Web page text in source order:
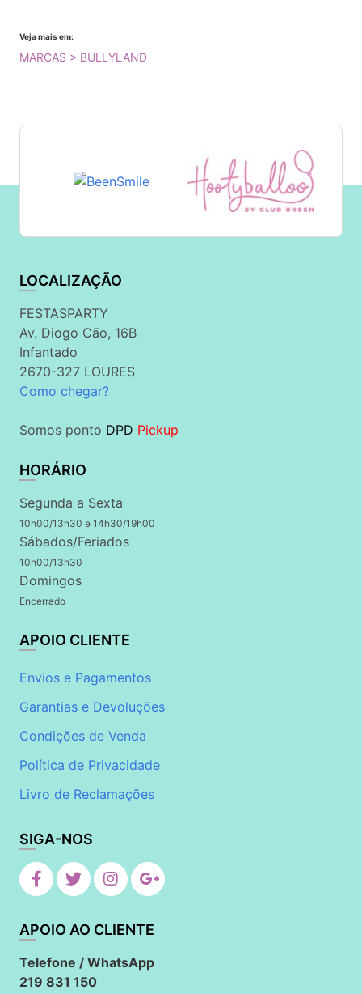
Veja mais em:
MARCAS > BULLYLAND
LOCALIZAÇÃO
FESTASPARTY
Av. Diogo Cão, 16B
Infantado
2670-327 LOURES
Como chegar?
Somos ponto DPD Pickup
HORÁRIO
Segunda a Sexta
10h00/13h30 e 14h30/19h00
Sábados/Feriados
10h00/13h30
Domingos
Encerrado
APOIO CLIENTE
Envios e Pagamentos
Garantias e Devoluções
Condições de Venda
Política de Privacidade
Livro de Reclamações
SIGA-NOS
APOIO AO CLIENTE
Telefone / WhatsApp
219 831 150